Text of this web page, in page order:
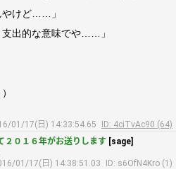
やけど……」
出的な意味でや……」
01/17(日) 14:33:54.65
ID: 4ciTvAc90 (64)
２０１６年がお送りします [sage]
01/17(日) 14:38:51.03
ID: s6OfN4Kro (1)